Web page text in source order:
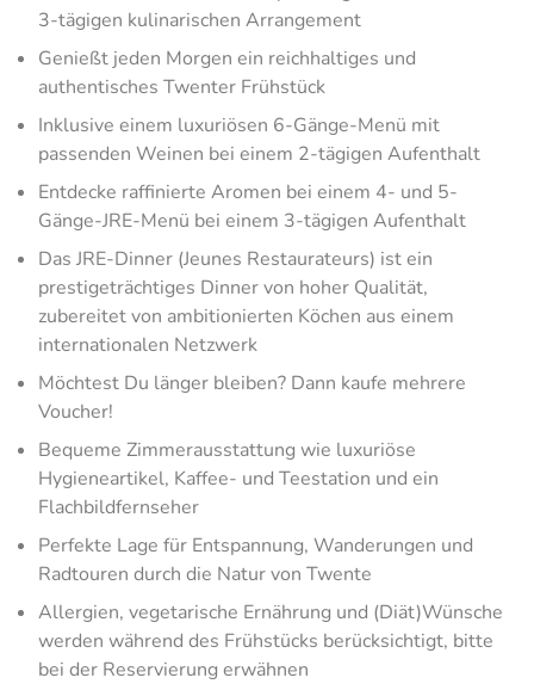
3-tägigen kulinarischen Arrangement
Genießt jeden Morgen ein reichhaltiges und
authentisches Twenter Frühstück
Inklusive einem luxuriösen 6-Gänge-Menü mit
passenden Weinen bei einem 2-tägigen Aufenthalt
Entdecke raffinierte Aromen bei einem 4- und 5-
Gänge-JRE-Menü bei einem 3-tägigen Aufenthalt
Das JRE-Dinner (Jeunes Restaurateurs) ist ein
prestigeträchtiges Dinner von hoher Qualität,
zubereitet von ambitionierten Köchen aus einem
internationalen Netzwerk
Möchtest Du länger bleiben? Dann kaufe mehrere
Voucher!
Bequeme Zimmerausstattung wie luxuriöse
Hygieneartikel, Kaffee- und Teestation und ein
Flachbildfernseher
Perfekte Lage für Entspannung, Wanderungen und
Radtouren durch die Natur von Twente
Allergien, vegetarische Ernährung und (Diät)Wünsche
werden während des Frühstücks berücksichtigt, bitte
bei der Reservierung erwähnen